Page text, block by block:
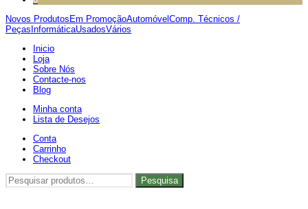
Novos Produtos Em PromoçãoAutomóvel Comp. Técnicos /
Peças InformáticaUsadosVários
Inicio
Loja
Sobre Nós
Contacte-nos
Blog
Minha conta
Lista de Desejos
Conta
Carrinho
Checkout
Pesquisar
por:
Pesquisa